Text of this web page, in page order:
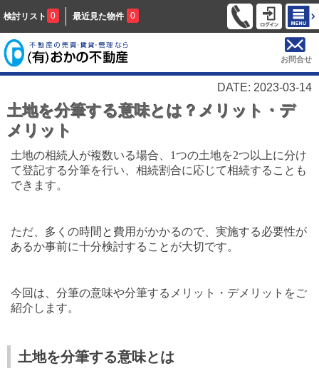
検討リスト 0 最近見た物件 0
お問合せ
DATE: 2023-03-14
土地を分筆する意味とは？メリット・デ
メリット
土地の相続人が複数いる場合、 1つの土地を2つ以上に分け
て登記する分筆を行い、相続割合に応じて相続することも
できます。
ただ、多くの時間と費用がかかるので、実施する必要性が
あるか事前に十分検討することが大切です。
今回は、分筆の意味や分筆するメリット・デメリットをご
紹介します。
土地を分筆する意味とは